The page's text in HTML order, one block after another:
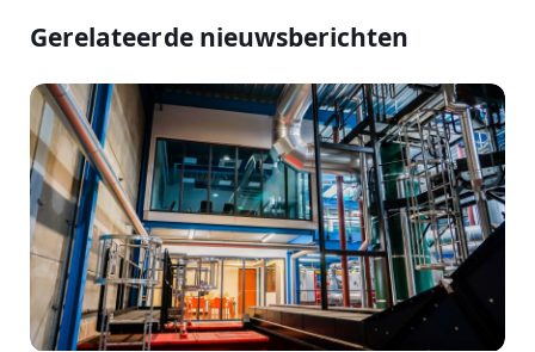
Gerelateerde nieuwsberichten